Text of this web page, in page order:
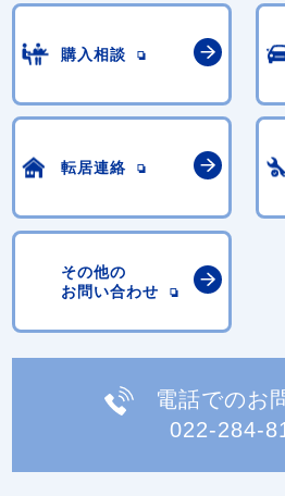
購入相談
転居連絡
その他の
お問い合わせ
電話でのお
022-284-